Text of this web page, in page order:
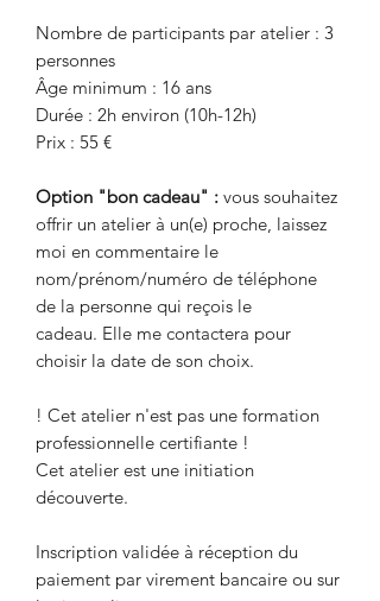
Nombre de participants par atelier : 3
personnes
Âge minimum : 16 ans
Durée : 2h environ (10h-12h)
Prix : 55 €
Option "bon cadeau" : vous souhaitez
offrir un atelier à un(e) proche, laissez
moi en commentaire le
nom/prénom/numéro de téléphone
de la personne qui reçois le
cadeau. Elle me contactera pour
choisir la date de son choix.
! Cet atelier n'est pas une formation
professionnelle certifiante !
Cet atelier est une initiation
découverte.
Inscription validée à réception du
paiement par virement bancaire ou sur